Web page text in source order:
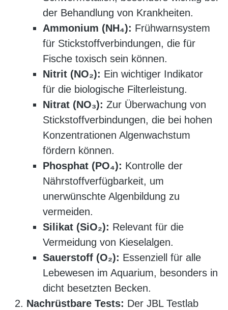
der Behandlung von Krankheiten.
Ammonium (NH₄): Frühwarnsystem
für Stickstoffverbindungen, die für
Fische toxisch sein können.
Nitrit (NO₂): Ein wichtiger Indikator
für die biologische Filterleistung.
Nitrat (NO₃): Zur Überwachung von
Stickstoffverbindungen, die bei hohen
Konzentrationen Algenwachstum
fördern können.
Phosphat (PO₄): Kontrolle der
Nährstoffverfügbarkeit, um
unerwünschte Algenbildung zu
vermeiden.
Silikat (SiO₂): Relevant für die
Vermeidung von Kieselalgen.
Sauerstoff (O₂): Essenziell für alle
Lebewesen im Aquarium, besonders in
dicht besetzten Becken.
Nachrüstbare Tests: Der JBL Testlab